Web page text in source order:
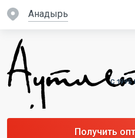
Анадырь
C
Получить